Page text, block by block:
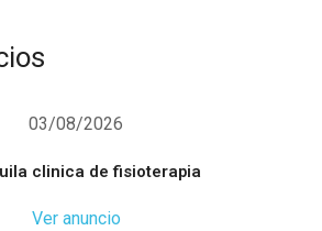
03/08/2026
clinica de fisioterapia
Ver anuncio